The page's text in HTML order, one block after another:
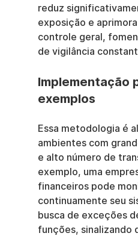
reduz
exposição e
controle geral,
de vigilância
Implementação
exemplos
Essa metodologia é
ambientes com
e alto número de
exemplo, uma
financeiros pode
continuamente seu
busca de exceções
funções, sinalizando